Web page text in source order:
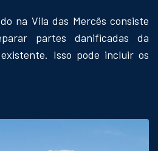
na Vila das Mercês consiste
partes danificadas da
Isso pode incluir os